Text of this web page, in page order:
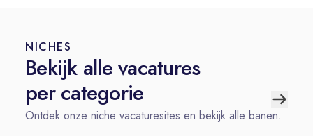
NICHES
Bekijk alle vacatures
per categorie
Ontdek onze niche vacaturesites en bekijk alle banen.